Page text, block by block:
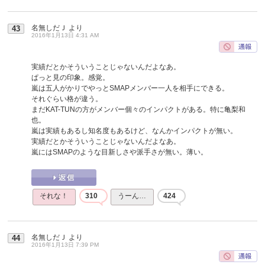
43 名無しだＪ より
2016年1月13日 4:31 AM
実績だとかそういうことじゃないんだよなあ。
ぱっと見の印象。感覚。
嵐は五人がかりでやっとSMAPメンバー一人を相手にできる。
それぐらい格が違う。
まだKAT-TUNの方がメンバー個々のインパクトがある。特に亀梨和
也。
嵐は実績もあるし知名度もあるけど、なんかインパクトが無い。
実績だとかそういうことじゃないんだよなあ。
嵐にはSMAPのような目新しさや派手さが無い。薄い。
それな！ 310 うーん… 424
44 名無しだＪ より
2016年1月13日 7:39 PM